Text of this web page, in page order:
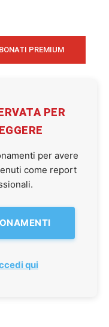
PREMIUM
PER
per avere
come report
qui